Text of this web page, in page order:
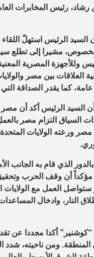
رئيس المخابرات
الرئيس استهلّ
مشيرا إلى تطلع
وللأجهزة المصرية
العلاقات بين مصر
كما يقدر الصداقة
الرئيس أكد أن مصر
السياق التزام مصر
ورعته الولايات
الذي قام به الجانب
أن وقف الحرب وتحقيق
العمل مع الولايات
النار، وادخال
أكدا مجددا عن
المنطقة. ومن ناحيته،